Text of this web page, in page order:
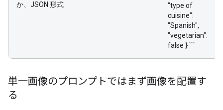
か、JSON 形式
"type of
cuisine":
"Spanish",
"vegetarian":
false } ```
単一画像のプロンプトではまず画像を配置す
る